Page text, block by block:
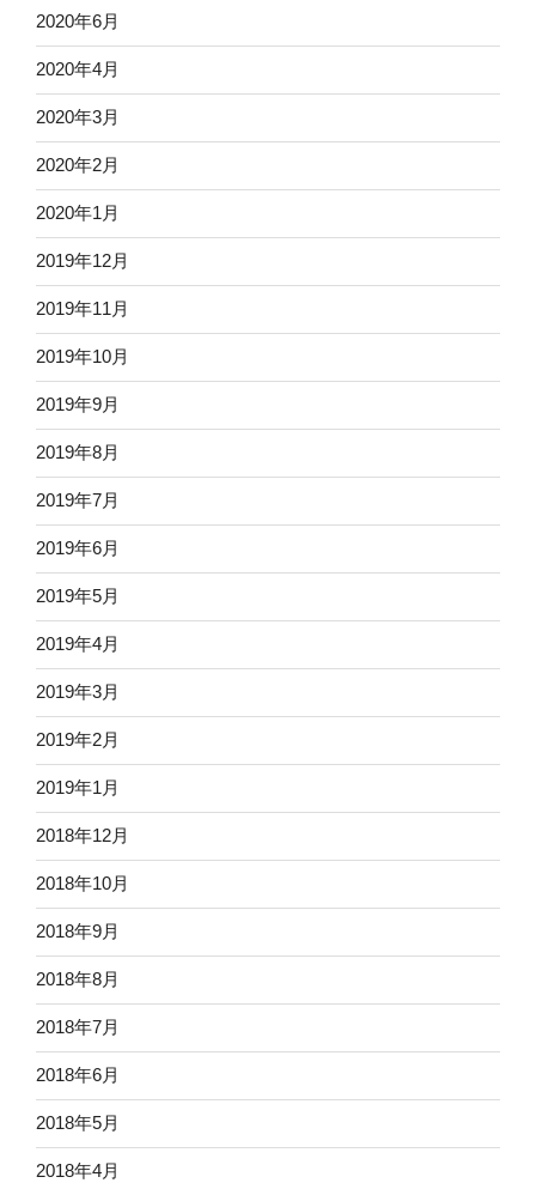
2020年6月
2020年4月
2020年3月
2020年2月
2020年1月
2019年12月
2019年11月
2019年10月
2019年9月
2019年8月
2019年7月
2019年6月
2019年5月
2019年4月
2019年3月
2019年2月
2019年1月
2018年12月
2018年10月
2018年9月
2018年8月
2018年7月
2018年6月
2018年5月
2018年4月